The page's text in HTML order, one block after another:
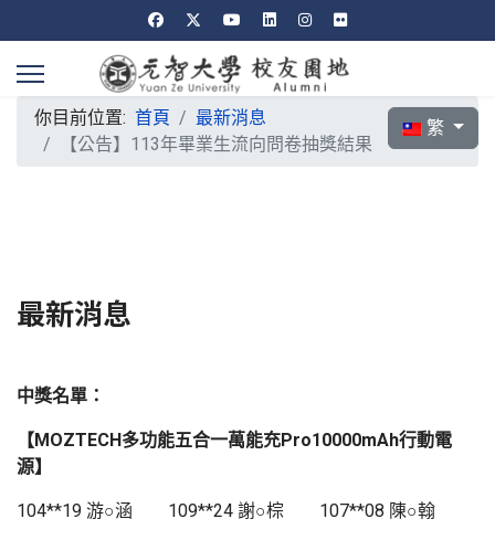
選擇你的語言
繁
你目前位置: 首頁
最新消息
【公告】113年畢業生流向問卷抽獎結果
最新消息
中獎名單：
【MOZTECH多功能五合一萬能充Pro10000mAh行動電
源】
104**19 游○涵 109**24 謝○棕 107**08 陳○翰